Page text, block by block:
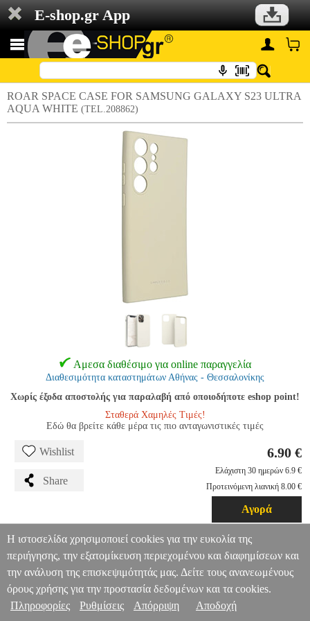
E-shop.gr App
ROAR SPACE CASE FOR SAMSUNG GALAXY S23 ULTRA
AQUA WHITE (TEL.208862)
Αμεσα διαθέσιμο για online παραγγελία
Διαθεσιμότητα καταστημάτων Αθήνας - Θεσσαλονίκης
Χωρίς έξοδα αποστολής για παραλαβή από οποιοδήποτε eshop point!
Σταθερά Χαμηλές Τιμές!
Εδώ θα βρείτε κάθε μέρα τις πιο ανταγωνιστικές τιμές
Wishlist
Share
6.90 €
Ελάχιστη 30 ημερών 6.9 €
Προτεινόμενη λιανική 8.00 €
Αγορά
Περιγραφή Αξιολόγηση
ROAR SPACE CASE FOR SAMSUNG GALAXY S23 ULTRA
AQUA WHITE TEL.208862 TEL.208862 ROAR ROAR ΘΗΚΗ
ROAR SPACE CASE FOR SAMSUNG GALAXY S23 ULTRA
AQUA WHITE
Πληροφορίες & Υπηρεσίες >
Η ιστοσελίδα χρησιμοποιεί cookies για την ευκολία της
περιήγησης, την εξατομίκευση περιεχομένου και διαφημίσεων και
την ανάλυση της επισκεψιμότητάς μας. Δείτε τους ανανεωμένους
όρους χρήσης για την προστασία δεδομένων και τα cookies.
Πληροφορίες
Ρυθμίσεις Απόρριψη Αποδοχή